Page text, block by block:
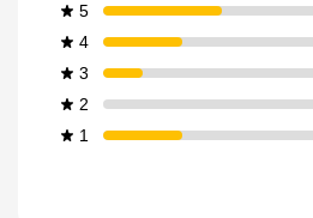
5
4
3
2
1